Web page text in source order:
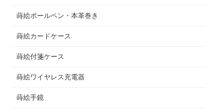
蒔絵ボールペン・本革巻き
蒔絵カードケース
蒔絵付箋ケース
蒔絵ワイヤレス充電器
蒔絵手鏡